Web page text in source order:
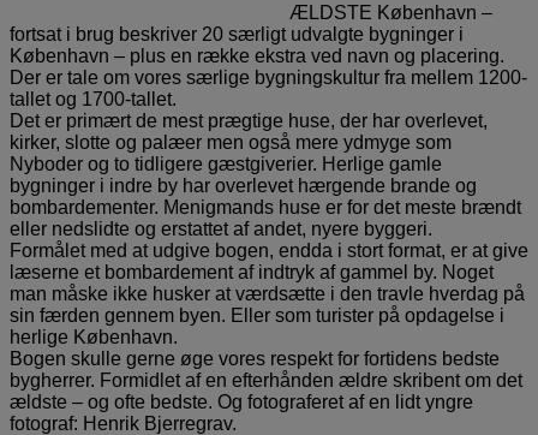
ÆLDSTE København –
fortsat i brug beskriver 20 særligt udvalgte bygninger i
København – plus en række ekstra ved navn og placering.
Der er tale om vores særlige bygningskultur fra mellem 1200-
tallet og 1700-tallet.
Det er primært de mest prægtige huse, der har overlevet,
kirker, slotte og palæer men også mere ydmyge som
Nyboder og to tidligere gæstgiverier. Herlige gamle
bygninger i indre by har overlevet hærgende brande og
bombardementer. Menigmands huse er for det meste brændt
eller nedslidte og erstattet af andet, nyere byggeri.
Formålet med at udgive bogen, endda i stort format, er at give
læserne et bombardement af indtryk af gammel by. Noget
man måske ikke husker at værdsætte i den travle hverdag på
sin færden gennem byen. Eller som turister på opdagelse i
herlige København.
Bogen skulle gerne øge vores respekt for fortidens bedste
bygherrer. Formidlet af en efterhånden ældre skribent om det
ældste – og ofte bedste. Og fotograferet af en lidt yngre
fotograf: Henrik Bjerregrav.